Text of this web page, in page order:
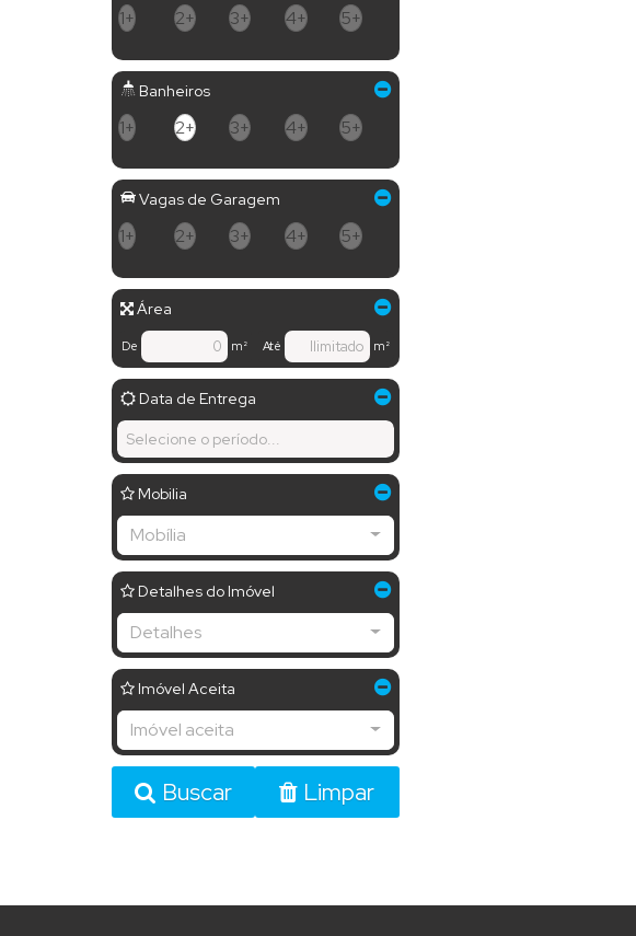
1+ 2+ 3+ 4+ 5+
Banheiros
1+ 2+ 3+ 4+ 5+
Vagas de Garagem
1+ 2+ 3+ 4+ 5+
Área
De m² Até m²
Data de Entrega
Mobilia
Mobília
Detalhes do Imóvel
Detalhes
Imóvel Aceita
Imóvel aceita
Buscar Limpar